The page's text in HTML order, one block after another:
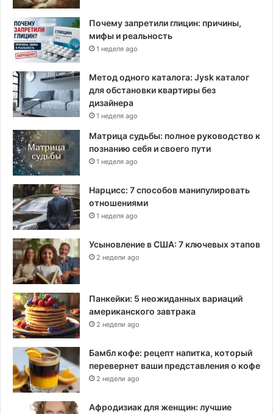
Почему запретили глицин: причины,
мифы и реальность
1 неделя ago
Метод одного каталога: Jysk каталог
для обстановки квартиры без
дизайнера
1 неделя ago
Матрица судьбы: полное руководство к
познанию себя и своего пути
1 неделя ago
Нарцисс: 7 способов манипулировать
отношениями
1 неделя ago
Усыновление в США: 7 ключевых этапов
2 недели ago
Панкейки: 5 неожиданных вариаций
американского завтрака
2 недели ago
Бамбл кофе: рецепт напитка, который
перевернет ваши представления о кофе
2 недели ago
Афродизиак для женщин: лучшие